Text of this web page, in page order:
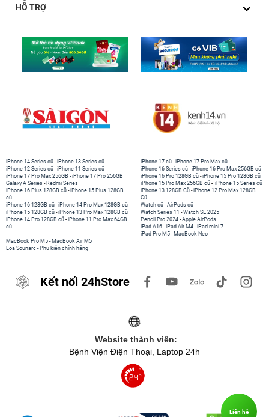
HỖ TRỢ
iPhone 14 Series cũ -iPhone 13 Series cũ
iPhone 12 Series cũ -iPhone 11 Series cũ
iPhone 17 Pro Max 256GB -iPhone 17 Pro 256GB
Galaxy A Series - Redmi Series
iPhone 17 cũ -iPhone 17 Pro Max cũ
iPhone 16 Series cũ - iPhone 16 Pro Max 256GB cũ
iPhone 16 Pro 128GB cũ -iPhone 15 Pro 128GB cũ
iPhone 15 Pro Max 256GB cũ - iPhone 15 Series cũ
iPhone 16 Plus 128GB cũ -iPhone 15 Plus 128GB
cũ
iPhone 16 128GB cũ -iPhone 14 Pro Max 128GB cũ
iPhone 15 128GB cũ -iPhone 13 Pro Max 128GB cũ
iPhone 14 Pro 128GB cũ -iPhone 11 Pro Max 64GB
cũ
iPhone 13 128GB Cũ -iPhone 12 Pro Max 128GB
Cũ
Watch cũ -AirPods cũ
Watch Series 11 -Watch SE 2025
Pencil Pro 2024 -Apple AirPods
iPad A16 -iPad Air M4 -iPad mini 7
iPad Pro M5 - MacBook Neo
MacBook Pro M5 - MacBook Air M5
Loa Sounarc - Phụ kiện chính hãng
Kết nối 24hStore
Website thành viên:
Bệnh Viện Điện Thoại, Laptop 24h
Liên hệ